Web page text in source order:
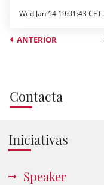
Wed Jan 14 19:01:43
ANTERIOR
Contacta
Iniciativas
Speaker